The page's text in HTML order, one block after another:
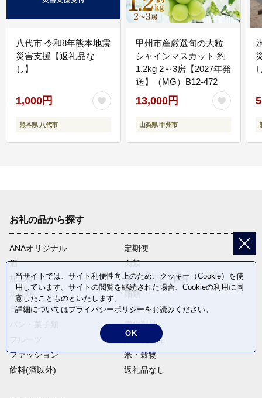
八代市 令和8年熊本地震
災害支援【返礼品な
し】
1,000円
熊本県 八代市
甲州市産厳選旬の大粒
シャインマスカット 約
1.2kg 2～3房【2027年発
送】（MG）B12-472
13,000円
山梨県 甲州市
お礼の品から探す
ANAオリジナル
定期便
酒
肉類
加工食品
旅行・宿泊・体験
魚介類
麺類
日用品・雑貨
野菜
電化製品
卵・乳製品
ファッション
米・穀物
飲料(酒以外)
返礼品なし
当サイトでは、サイト利便性向上のため、クッキー（Cookie）を使
用しています。サイトの閲覧を継続された場合、Cookieの利用に同
意したことものといたします。
詳細についてはプライバシーポリシーをお読みください。
OK